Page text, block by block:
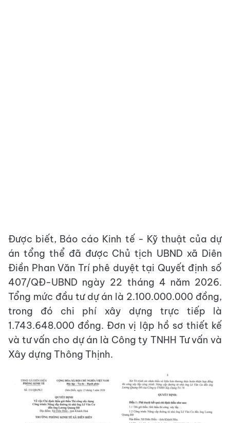
Được biết, Báo cáo Kinh tế - Kỹ thuật của dự
án tổng thể đã được Chủ tịch UBND xã Diên
Điền Phan Văn Trí phê duyệt tại Quyết định số
407/QĐ-UBND ngày 22 tháng 4 năm 2026.
Tổng mức đầu tư dự án là 2.100.000.000 đồng,
trong đó chi phí xây dựng trực tiếp là
1.743.648.000 đồng. Đơn vị lập hồ sơ thiết kế
và tư vấn cho dự án là Công ty TNHH Tư vấn và
Xây dựng Thông Thịnh.